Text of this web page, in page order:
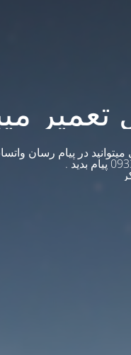
در پیام رسان